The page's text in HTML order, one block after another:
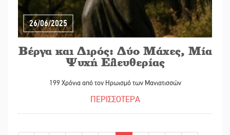
26/06/2025
Βέργα και Διρός: Δύο Μάχες, Μία
Ψυχή Ελευθερίας
199 Χρόνια από τον Ηρωισμό των Μανιατισσών
ΠΕΡΙΣΣΟΤΕΡΑ